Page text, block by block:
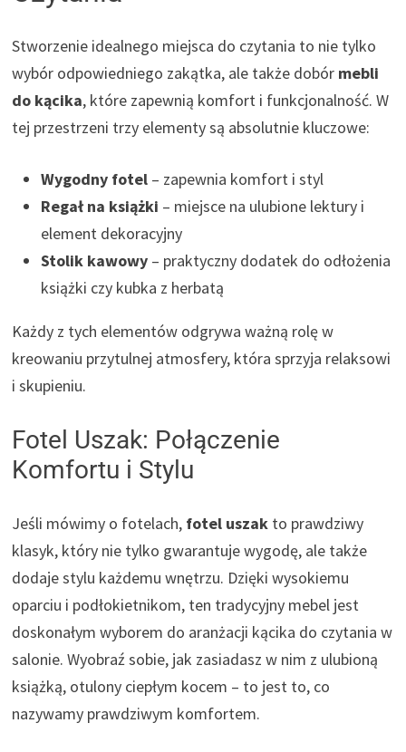
Stworzenie idealnego miejsca do czytania to nie tylko
wybór odpowiedniego zakątka, ale także dobór mebli
do kącika, które zapewnią komfort i funkcjonalność. W
tej przestrzeni trzy elementy są absolutnie kluczowe:
Wygodny fotel – zapewnia komfort i styl
Regał na książki – miejsce na ulubione lektury i
element dekoracyjny
Stolik kawowy – praktyczny dodatek do odłożenia
książki czy kubka z herbatą
Każdy z tych elementów odgrywa ważną rolę w
kreowaniu przytulnej atmosfery, która sprzyja relaksowi
i skupieniu.
Fotel Uszak: Połączenie
Komfortu i Stylu
Jeśli mówimy o fotelach, fotel uszak to prawdziwy
klasyk, który nie tylko gwarantuje wygodę, ale także
dodaje stylu każdemu wnętrzu. Dzięki wysokiemu
oparciu i podłokietnikom, ten tradycyjny mebel jest
doskonałym wyborem do aranżacji kącika do czytania w
salonie. Wyobraź sobie, jak zasiadasz w nim z ulubioną
książką, otulony ciepłym kocem – to jest to, co
nazywamy prawdziwym komfortem.